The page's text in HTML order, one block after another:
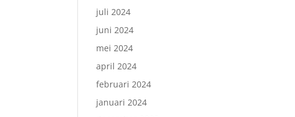
juli 2024
juni 2024
mei 2024
april 2024
februari 2024
januari 2024